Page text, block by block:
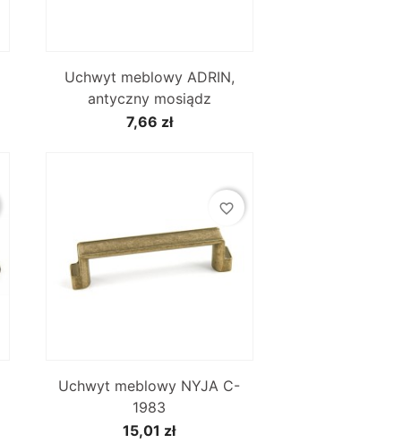
Uchwyt meblowy ADRIN,
antyczny mosiądz
7,66 zł
Uchwyt meblowy NYJA C-
1983
15,01 zł
favorite_border